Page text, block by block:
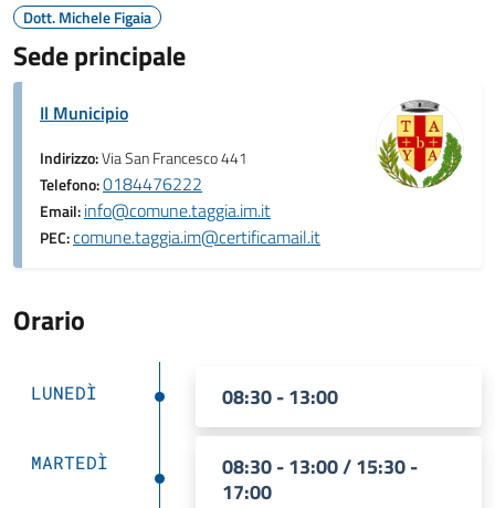
Dott. Michele Figaia
Sede principale
Il Municipio
Indirizzo:Via San Francesco 441
Telefono:0184476222
Email:info@comune.taggia.im.it
PEC:comune.taggia.im@certificamail.it
Orario
LUNEDÌ 08:30 - 13:00
MARTEDÌ
08:30 - 13:00 / 15:30 -
17:00